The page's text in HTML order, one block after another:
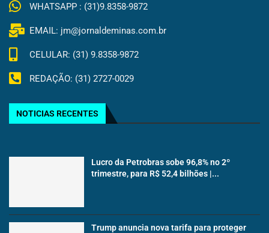
WHATSAPP : (31)9.8358-9872
EMAIL: jm@jornaldeminas.com.br
CELULAR: (31) 9.8358-9872
REDAÇÃO: (31) 2727-0029
NOTICIAS RECENTES
Lucro da Petrobras sobe 96,8% no 2º
trimestre, para R$ 52,4 bilhões |...
Trump anuncia nova tarifa para proteger